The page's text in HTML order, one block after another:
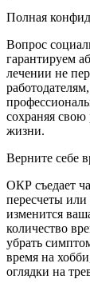
Полная
Вопрос
гарантируем
лечении не
сохраняя
жизни.
Верните себе
ОКР съедает
пересчеты или
изменится
количество
убрать
время на
оглядки на